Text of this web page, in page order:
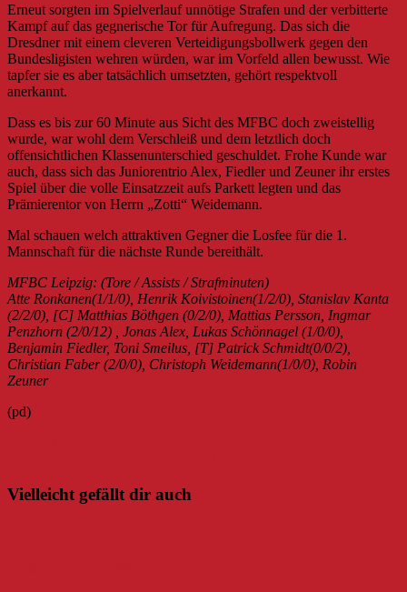
Erneut sorgten im Spielverlauf unnötige Strafen und der verbitterte
Kampf auf das gegnerische Tor für Aufregung. Das sich die
Dresdner mit einem cleveren Verteidigungsbollwerk gegen den
Bundesligisten wehren würden, war im Vorfeld allen bewusst. Wie
tapfer sie es aber tatsächlich umsetzten, gehört respektvoll
anerkannt.
Dass es bis zur 60 Minute aus Sicht des MFBC doch zweistellig
wurde, war wohl dem Verschleiß und dem letztlich doch
offensichtlichen Klassenunterschied geschuldet. Frohe Kunde war
auch, dass sich das Juniorentrio Alex, Fiedler und Zeuner ihr erstes
Spiel über die volle Einsatzzeit aufs Parkett legten und das
Prämierentor von Herrn „Zotti“ Weidemann.
Mal schauen welch attraktiven Gegner die Losfee für die 1.
Mannschaft für die nächste Runde bereithält.
MFBC Leipzig: (Tore / Assists / Strafminuten)
Atte Ronkanen(1/1/0), Henrik Koivistoinen(1/2/0), Stanislav Kanta
(2/2/0), [C] Matthias Böthgen (0/2/0), Mattias Persson, Ingmar
Penzhorn (2/0/12) , Jonas Alex, Lukas Schönnagel (1/0/0),
Benjamin Fiedler, Toni Smeilus, [T] Patrick Schmidt(0/0/2),
Christian Faber (2/0/0), Christoph Weidemann(1/0/0), Robin
Zeuner
(pd)
Vielleicht gefällt dir auch